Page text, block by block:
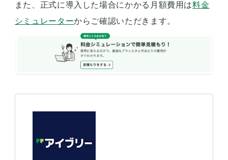
また、正式に導入した場合にかかる月額費用は料金
シミュレーターからご確認いただきます。